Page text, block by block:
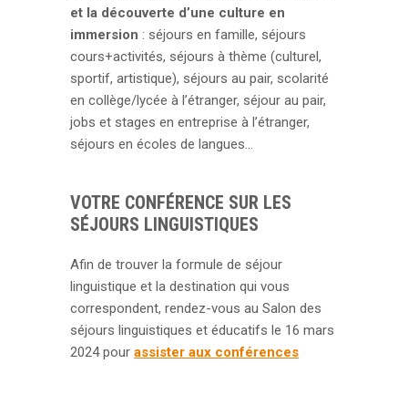
et la découverte d’une culture en
immersion : séjours en famille, séjours
cours+activités, séjours à thème (culturel,
sportif, artistique), séjours au pair, scolarité
en collège/lycée à l’étranger, séjour au pair,
jobs et stages en entreprise à l’étranger,
séjours en écoles de langues…
VOTRE CONFÉRENCE SUR LES
SÉJOURS LINGUISTIQUES
Afin de trouver la formule de séjour
linguistique et la destination qui vous
correspondent, rendez-vous au Salon des
séjours linguistiques et éducatifs le 16 mars
2024 pourassister aux conférences